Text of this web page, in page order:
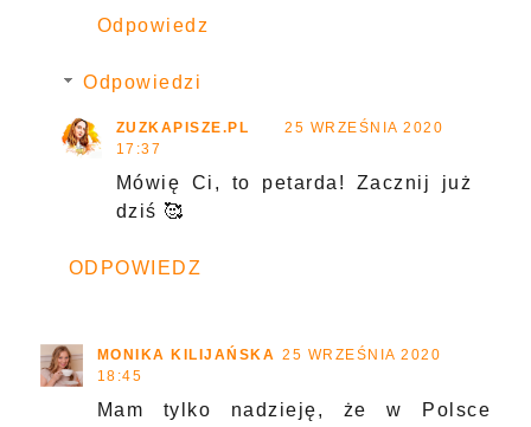
Odpowiedz
Odpowiedzi
ZUZKAPISZE.PL
25 WRZEŚNIA 2020
17:37
Mówię Ci, to petarda! Zacznij już
dziś 🥰
ODPOWIEDZ
MONIKA KILIJAŃSKA 25 WRZEŚNIA 2020
18:45
Mam tylko nadzieję, że w Polsce